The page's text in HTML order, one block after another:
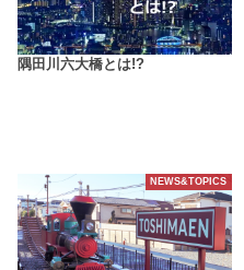
隅田川六大橋とは!?
NEWS&TOPICS